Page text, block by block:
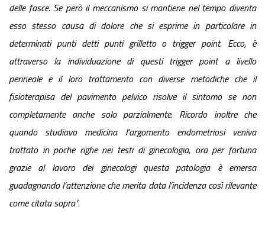
delle fasce. Se però il meccanismo si mantiene nel tempo diventa
esso stesso causa di dolore che si esprime in particolare in
determinati punti detti punti grilletto o trigger point. Ecco, è
attraverso la individuazione di questi trigger point a livello
perineale e il loro trattamento con diverse metodiche che il
fisioterapisa del pavimento pelvico risolve il sintomo se non
completamente anche solo parzialmente. Ricordo inoltre che
quando studiavo medicina l’argomento endometriosi veniva
trattato in poche righe nei testi di ginecologia, ora per fortuna
grazie al lavoro dei ginecologi questa patologia è emersa
guadagnando l’attenzione che merita data l’incidenza così rilevante
comecitata sopra".